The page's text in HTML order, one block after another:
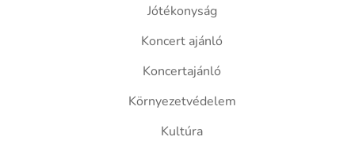
Jótékonyság
Koncert ajánló
Koncertajánló
Környezetvédelem
Kultúra